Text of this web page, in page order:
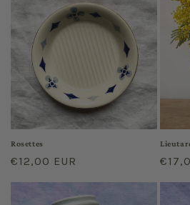
Rosettes
Regular
€12,00 EUR